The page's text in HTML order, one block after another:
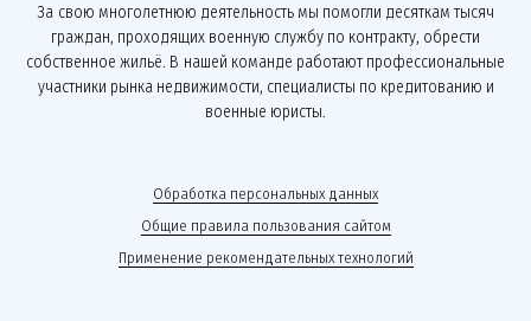
За свою многолетнюю деятельность мы помогли десяткам тысяч
граждан, проходящих военную службу по контракту, обрести
собственное жильё. В нашей команде работают профессиональные
участники рынка недвижимости, специалисты по кредитованию и
военные юристы.
Обработка персональных данных
Общие правила пользования сайтом
Применение рекомендательных технологий